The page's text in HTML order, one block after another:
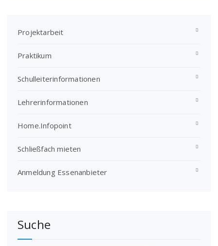
Projektarbeit
Praktikum
Schulleiterinformationen
Lehrerinformationen
Home.Infopoint
Schließfach mieten
Anmeldung Essenanbieter
Suche